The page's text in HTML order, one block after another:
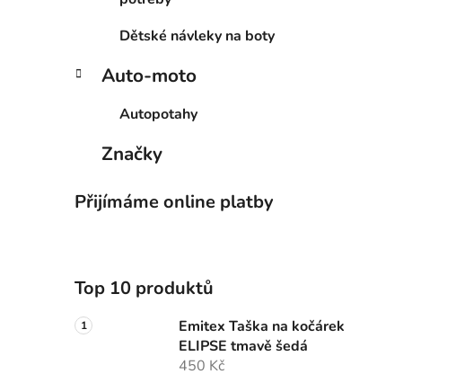
Dětské návleky na boty
Auto-moto
Autopotahy
Značky
Přijímáme online platby
Top 10 produktů
Emitex Taška na kočárek
ELIPSE tmavě šedá
450 Kč